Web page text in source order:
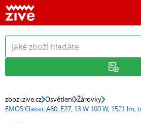
zbozi.zive.cz Osvětlení Žárovky
EMOS Classic A60, E27, 13 W 100 W, 1521